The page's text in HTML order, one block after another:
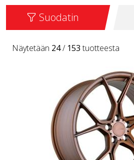
Suodatin
Näytetään 24/ 153tuotteesta